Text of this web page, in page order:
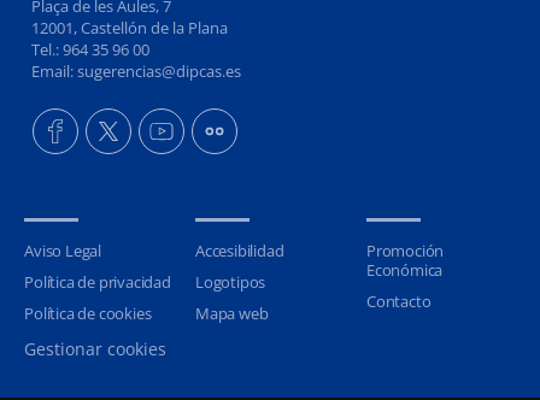
Plaça de les Aules, 7
12001, Castellón de la Plana
Tel.: 964 35 96 00
Email: sugerencias@dipcas.es
Aviso Legal
Política de privacidad
Política de cookies
Gestionar cookies
Accesibilidad
Logotipos
Mapa web
Promoción
Económica
Contacto